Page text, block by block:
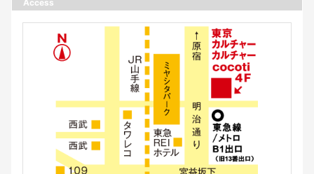
Access